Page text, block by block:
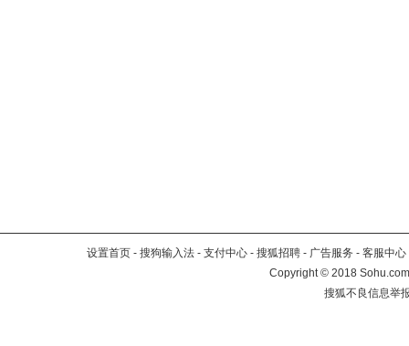
设置首页 - 搜狗输入法 - 支付中心 - 搜狐招聘 - 广告服务 - 客服中心
Copyright©2018
搜狐不良信息举